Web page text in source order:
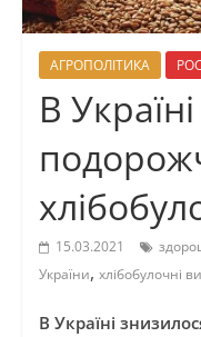
АГРОПОЛІТИКА
В Україні
15.03.2021
України, хлібобулочні
В Україні